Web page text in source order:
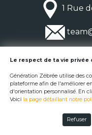
1 Rue
©
Le respect de ta vie privée
Génération Zébrée utilise des
plateforme afin de l'améliorer
d'orientation personnalisé. En
Voici la page détaillant notre
Refuser